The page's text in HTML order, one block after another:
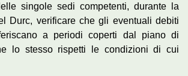
singole sedi competenti, durante la
Durc, verificare che gli eventuali debiti
a periodi coperti dal piano di
lo stesso rispetti le condizioni di cui